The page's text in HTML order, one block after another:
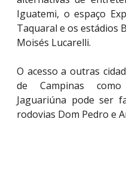
Iguatemi, o espaço
Taquaral e os estádios
Moisés Lucarelli.
O acesso a outras
de Campinas
Jaguariúna pode ser
rodovias Dom Pedro e